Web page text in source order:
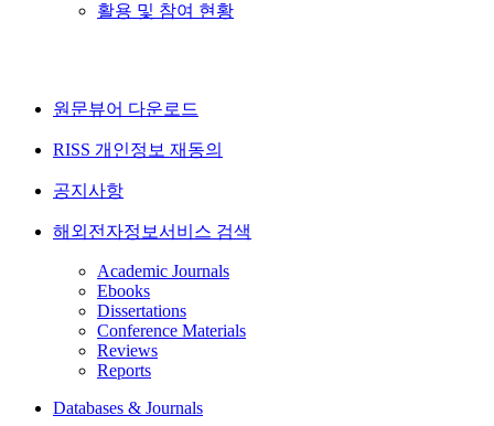
활용 및 참여 현황
원문뷰어 다운로드
RISS 개인정보 재동의
공지사항
해외전자정보서비스 검색
Academic Journals
Ebooks
Dissertations
Conference Materials
Reviews
Reports
Databases & Journals